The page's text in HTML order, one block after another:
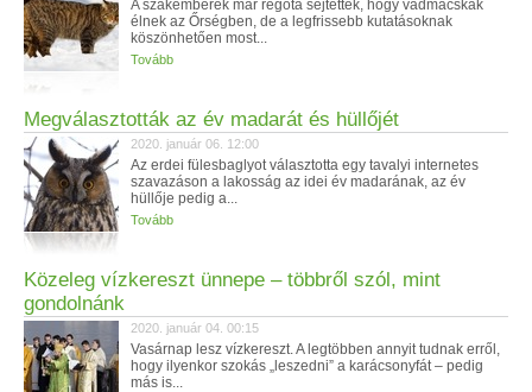
A szakemberek már régóta sejtették, hogy vadmacskák
élnek az Őrségben, de a legfrissebb kutatásoknak
köszönhetően most...
Tovább
Megválasztották az év madarát és hüllőjét
2020. január 06. 12:00
Az erdei fülesbaglyot választotta egy tavalyi internetes
szavazáson a lakosság az idei év madarának, az év
hüllője pedig a...
Tovább
Közeleg vízkereszt ünnepe – többről szól, mint
gondolnánk
2020. január 04. 00:15
Vasárnap lesz vízkereszt. A legtöbben annyit tudnak erről,
hogy ilyenkor szokás „leszedni” a karácsonyfát – pedig
más is...